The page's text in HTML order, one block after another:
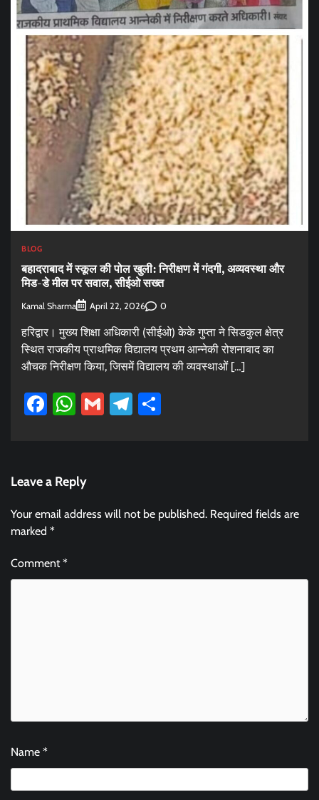
BLOG
बहादराबाद में स्कूल की पोल खुली: निरीक्षण में गंदगी, अव्यवस्था और
मिड-डे मील पर सवाल, सीईओ सख्त
Kamal Sharma April 22, 2026 0
हरिद्वार। मुख्य शिक्षा अधिकारी (सीईओ) केके गुप्ता ने सिडकुल क्षेत्र
स्थित राजकीय प्राथमिक विद्यालय प्रथम आन्नेकी रोशनाबाद का
औचक निरीक्षण किया, जिसमें विद्यालय की व्यवस्थाओं […]
Facebook
WhatsApp
GmailTelegram
Leave a Reply
Your email address will not be published. Required fields are
marked *
Comment*
Name *